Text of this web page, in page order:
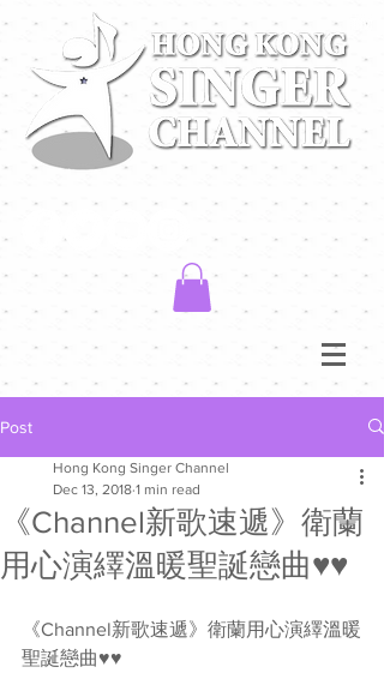
Post
《Channel新歌速遞》衛蘭
用心演繹溫暖聖誕戀曲♥️♥️
Hong Kong Singer Channel
Dec 13, 2018 1 min read
《Channel新歌速遞》衛蘭用心演繹溫暖
聖誕戀曲♥️♥️